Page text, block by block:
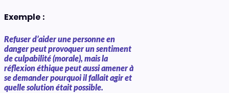
Exemple :
Refuser d’aider une personne en
danger peut provoquer un sentiment
de culpabilité (morale), mais la
réflexion éthique peut aussi amener à
se demander pourquoi il fallait agir et
quelle solution était possible.